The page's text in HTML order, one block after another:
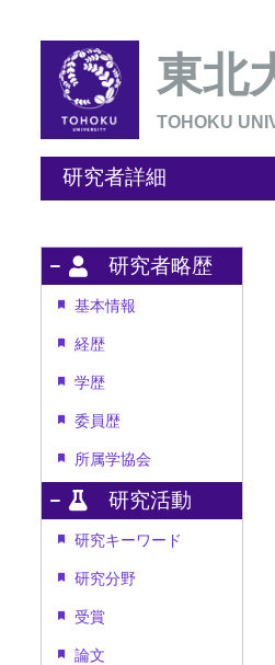
東北
TOHOKU
研究者詳細
研究者略歴
基本情報
経歴
学歴
委員歴
所属学協会
研究活動
研究キーワード
研究分野
受賞
論文